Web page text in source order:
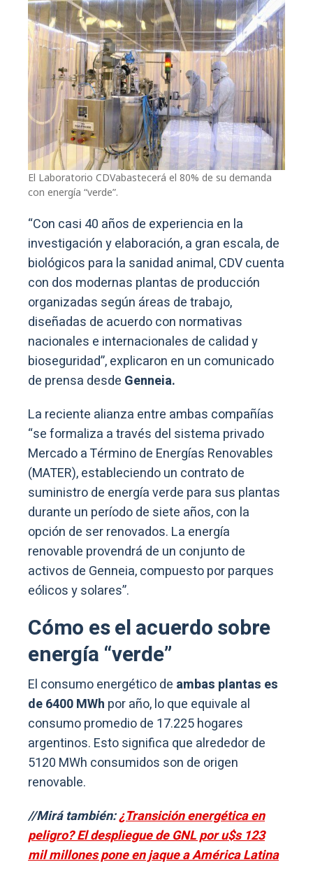
El Laboratorio CDVabastecerá el 80% de su demanda
con energía “verde”.
“Con casi 40 años de experiencia en la
investigación y elaboración, a gran escala, de
biológicos para la sanidad animal, CDV cuenta
con dos modernas plantas de producción
organizadas según áreas de trabajo,
diseñadas de acuerdo con normativas
nacionales e internacionales de calidad y
bioseguridad”, explicaron en un comunicado
de prensa desde Genneia.
La reciente alianza entre ambas compañías
“se formaliza a través del sistema privado
Mercado a Término de Energías Renovables
(MATER), estableciendo un contrato de
suministro de energía verde para sus plantas
durante un período de siete años, con la
opción de ser renovados. La energía
renovable provendrá de un conjunto de
activos de Genneia, compuesto por parques
eólicos y solares”.
Cómo es el acuerdo sobre
energía “verde”
El consumo energético de ambas plantas es
de 6400 MWh por año, lo que equivale al
consumo promedio de 17.225 hogares
argentinos. Esto significa que alrededor de
5120 MWh consumidos son de origen
renovable.
//Mirá también:¿Transición energética en
peligro? El despliegue de GNL por u$s 123
mil millones pone en jaque a América Latina